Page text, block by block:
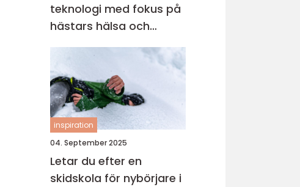
teknologi med fokus på
hästars hälsa och
välbefinnande
inspiration
04. September 2025
Letar du efter en
skidskola för nybörjare i